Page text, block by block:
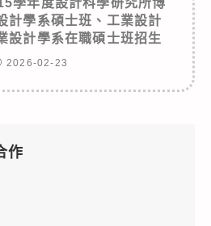
計學系碩士班、工業設計
設計學系在職碩士班招生
2026-02-23
作